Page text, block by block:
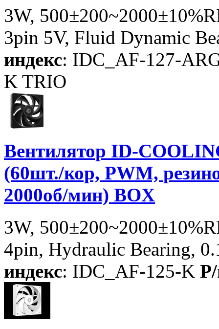
3W,
3pin 5V, Fluid Dynamic
индекс: IDC_AF-127-
K TRIO
Вентилятор ID-
(60шт./кор, PWM,
2000об/мин) BOX
3W,
4pin, Hydraulic Bearing,
индекс: IDC_AF-125-K